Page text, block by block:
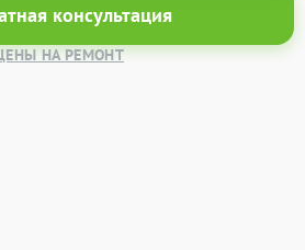
консультация
НА РЕМОНТ